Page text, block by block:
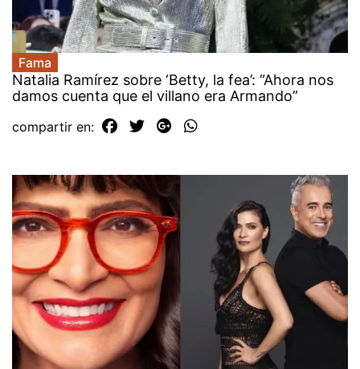
Fama
Natalia Ramírez sobre ‘Betty, la fea’: “Ahora nos
damos cuenta que el villano era Armando”
compartir en: